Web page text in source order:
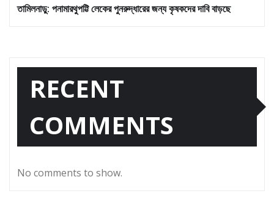
তামিলনাড়ু: পনামারথুপট্টি লেকের পুনরুদ্ধারের জন্য কৃষকদের দাবি বাড়ছে
RECENT
COMMENTS
No comments to show.